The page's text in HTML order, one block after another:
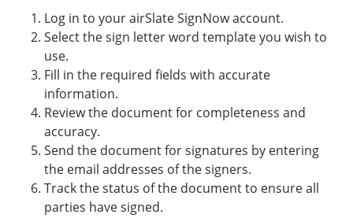
Log in to your airSlate SignNow account.
Select the sign letter word template you wish to
use.
Fill in the required fields with accurate
information.
Review the document for completeness and
accuracy.
Send the document for signatures by entering
the email addresses of the signers.
Track the status of the document to ensure all
parties have signed.